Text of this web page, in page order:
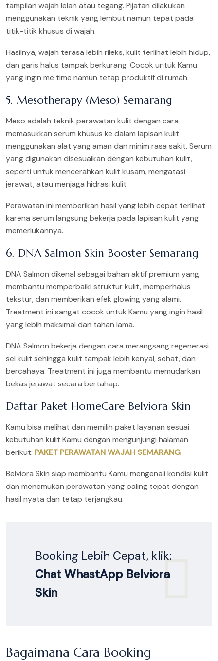
tampilan wajah lelah atau tegang. Pijatan dilakukan
menggunakan teknik yang lembut namun tepat pada
titik-titik khusus di wajah.
Hasilnya, wajah terasa lebih rileks, kulit terlihat lebih hidup,
dan garis halus tampak berkurang. Cocok untuk Kamu
yang ingin me time namun tetap produktif di rumah.
5. Mesotherapy (Meso) Semarang
Meso adalah teknik perawatan kulit dengan cara
memasukkan serum khusus ke dalam lapisan kulit
menggunakan alat yang aman dan minim rasa sakit. Serum
yang digunakan disesuaikan dengan kebutuhan kulit,
seperti untuk mencerahkan kulit kusam, mengatasi
jerawat, atau menjaga hidrasi kulit.
Perawatan ini memberikan hasil yang lebih cepat terlihat
karena serum langsung bekerja pada lapisan kulit yang
memerlukannya.
6. DNA Salmon Skin Booster Semarang
DNA Salmon dikenal sebagai bahan aktif premium yang
membantu memperbaiki struktur kulit, memperhalus
tekstur, dan memberikan efek glowing yang alami.
Treatment ini sangat cocok untuk Kamu yang ingin hasil
yang lebih maksimal dan tahan lama.
DNA Salmon bekerja dengan cara merangsang regenerasi
sel kulit sehingga kulit tampak lebih kenyal, sehat, dan
bercahaya. Treatment ini juga membantu memudarkan
bekas jerawat secara bertahap.
Daftar Paket HomeCare Belviora Skin
Kamu bisa melihat dan memilih paket layanan sesuai
kebutuhan kulit Kamu dengan mengunjungi halaman
berikut: PAKET PERAWATAN WAJAH SEMARANG
Belviora Skin siap membantu Kamu mengenali kondisi kulit
dan menemukan perawatan yang paling tepat dengan
hasil nyata dan tetap terjangkau.
Booking Lebih Cepat, klik:
Chat WhastApp Belviora
Skin
Bagaimana Cara Booking